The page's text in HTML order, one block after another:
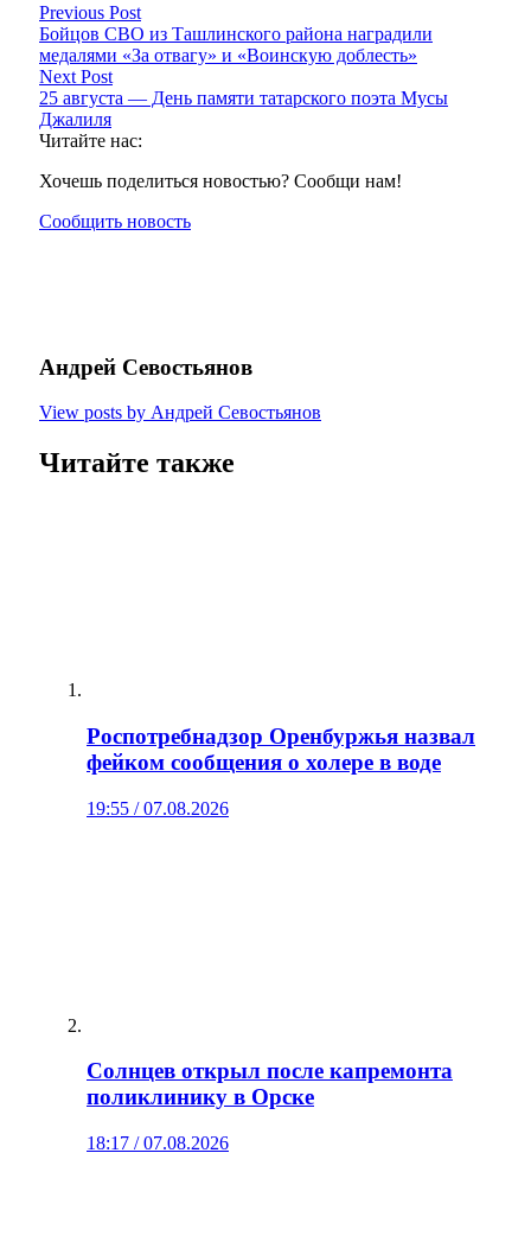
Previous Post
Бойцов СВО из Ташлинского района наградили
медалями «За отвагу» и «Воинскую доблесть»
Next Post
25 августа — День памяти татарского поэта Мусы
Джалиля
Читайте нас:
Хочешь поделиться новостью? Сообщи нам!
Сообщить новость
Андрей Севостьянов
View posts by Андрей Севостьянов
Читайте также
Роспотребнадзор Оренбуржья назвал
фейком сообщения о холере в воде
19:55 / 07.08.2026
Солнцев открыл после капремонта
поликлинику в Орске
18:17 / 07.08.2026